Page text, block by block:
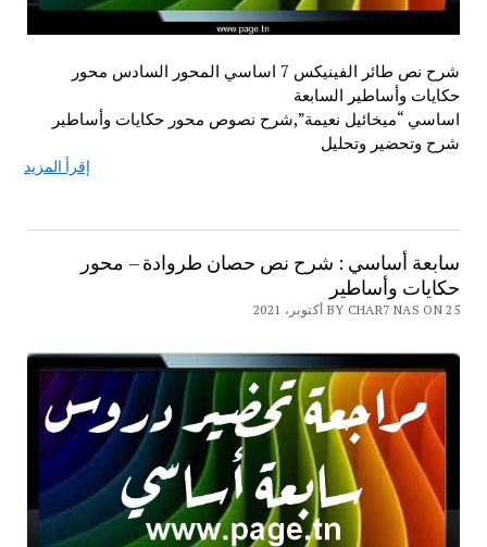
شرح نص طائر الفينيكس 7 اساسي المحور السادس محور
حكايات وأساطير السابعة
اساسي “ميخائيل نعيمة”,شرح نصوص محور حكايات وأساطير
شرح وتحضير وتحليل
إقرأ المزيد
سابعة أساسي : شرح نص حصان طروادة – محور
حكايات وأساطير
BY CHAR7 NAS ON 25 أكتوبر، 2021